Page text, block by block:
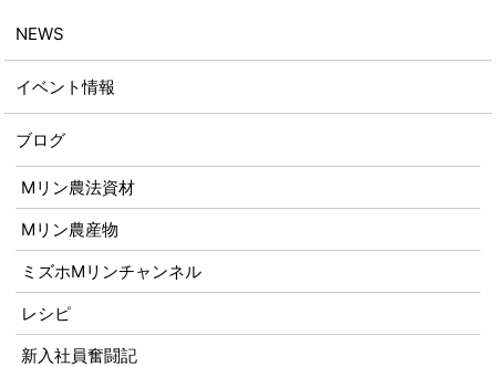
NEWS
イベント情報
ブログ
Mリン農法資材
Mリン農産物
ミズホMリンチャンネル
レシピ
新入社員奮闘記